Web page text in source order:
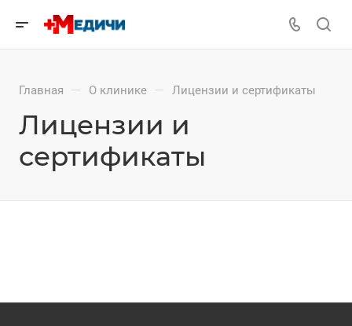
Главная — О клинике — Лицензии и сертификаты
Лицензии и
сертификаты